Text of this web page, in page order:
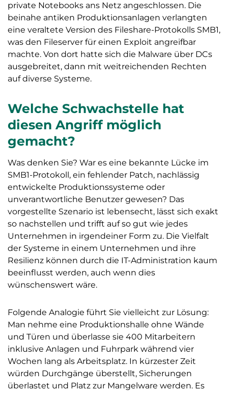
private Notebooks ans Netz angeschlossen. Die
beinahe antiken Produktionsanlagen verlangten
eine veraltete Version des Fileshare-Protokolls SMB1,
was den Fileserver für einen Exploit angreifbar
machte. Von dort hatte sich die Malware über DCs
ausgebreitet, dann mit weitreichenden Rechten
auf diverse Systeme.
Welche Schwachstelle hat
diesen Angriff möglich
gemacht?
Was denken Sie? War es eine bekannte Lücke im
SMB1-Protokoll, ein fehlender Patch, nachlässig
entwickelte Produktionssysteme oder
unverantwortliche Benutzer gewesen? Das
vorgestellte Szenario ist lebensecht, lässt sich exakt
so nachstellen und trifft auf so gut wie jedes
Unternehmen in irgendeiner Form zu. Die Vielfalt
der Systeme in einem Unternehmen und ihre
Resilienz können durch die IT-Administration kaum
beeinflusst werden, auch wenn dies
wünschenswert wäre.
Folgende Analogie führt Sie vielleicht zur Lösung:
Man nehme eine Produktionshalle ohne Wände
und Türen und überlasse sie 400 Mitarbeitern
inklusive Anlagen und Fuhrpark während vier
Wochen lang als Arbeitsplatz. In kürzester Zeit
würden Durchgänge überstellt, Sicherungen
überlastet und Platz zur Mangelware werden. Es